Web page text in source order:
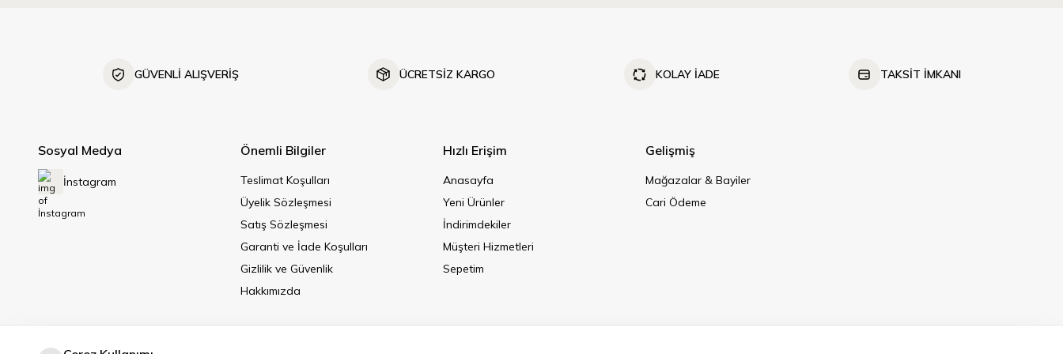
GÜVENLİ ALIŞVERİŞ ÜCRETSİZ KARGO KOLAY İADE TAKSİT İMKANI
Sosyal Medya
İnstagram
Önemli Bilgiler
Teslimat Koşulları
Üyelik Sözleşmesi
Satış Sözleşmesi
Garanti ve İade Koşulları
Gizlilik ve Güvenlik
Hakkımızda
Hızlı Erişim
Anasayfa
Yeni Ürünler
İndirimdekiler
Müşteri Hizmetleri
Sepetim
Gelişmiş
Mağazalar & Bayiler
Cari Ödeme